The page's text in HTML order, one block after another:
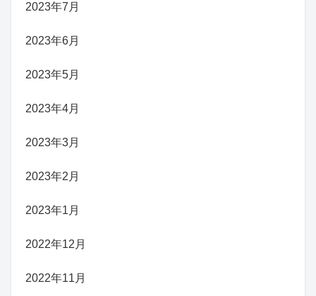
2023年7月
2023年6月
2023年5月
2023年4月
2023年3月
2023年2月
2023年1月
2022年12月
2022年11月